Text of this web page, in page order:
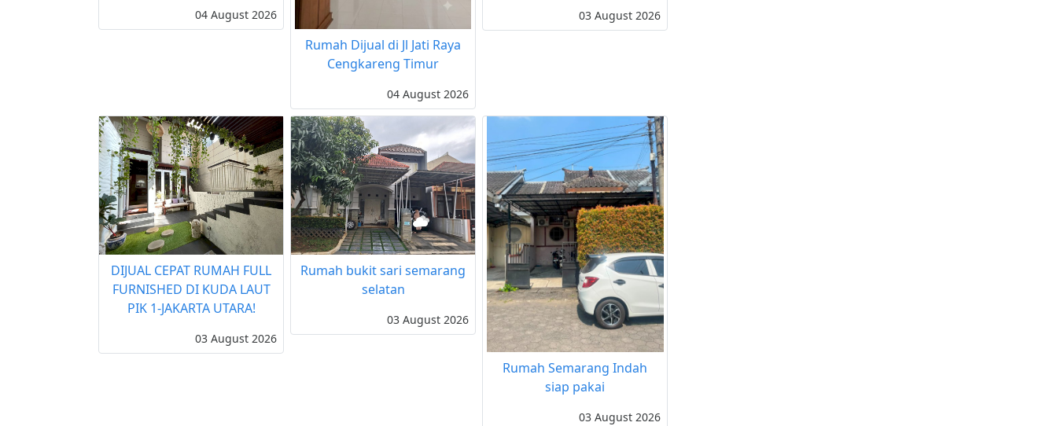
04 August 2026
Rumah Dijual di Jl Jati Raya
Cengkareng Timur
04 August 2026
03 August 2026
DIJUAL CEPAT RUMAH FULL
FURNISHED DI KUDA LAUT
PIK 1-JAKARTA UTARA!
03 August 2026
Rumah bukit sari semarang
selatan
03 August 2026
Rumah Semarang Indah
siap pakai
03 August 2026